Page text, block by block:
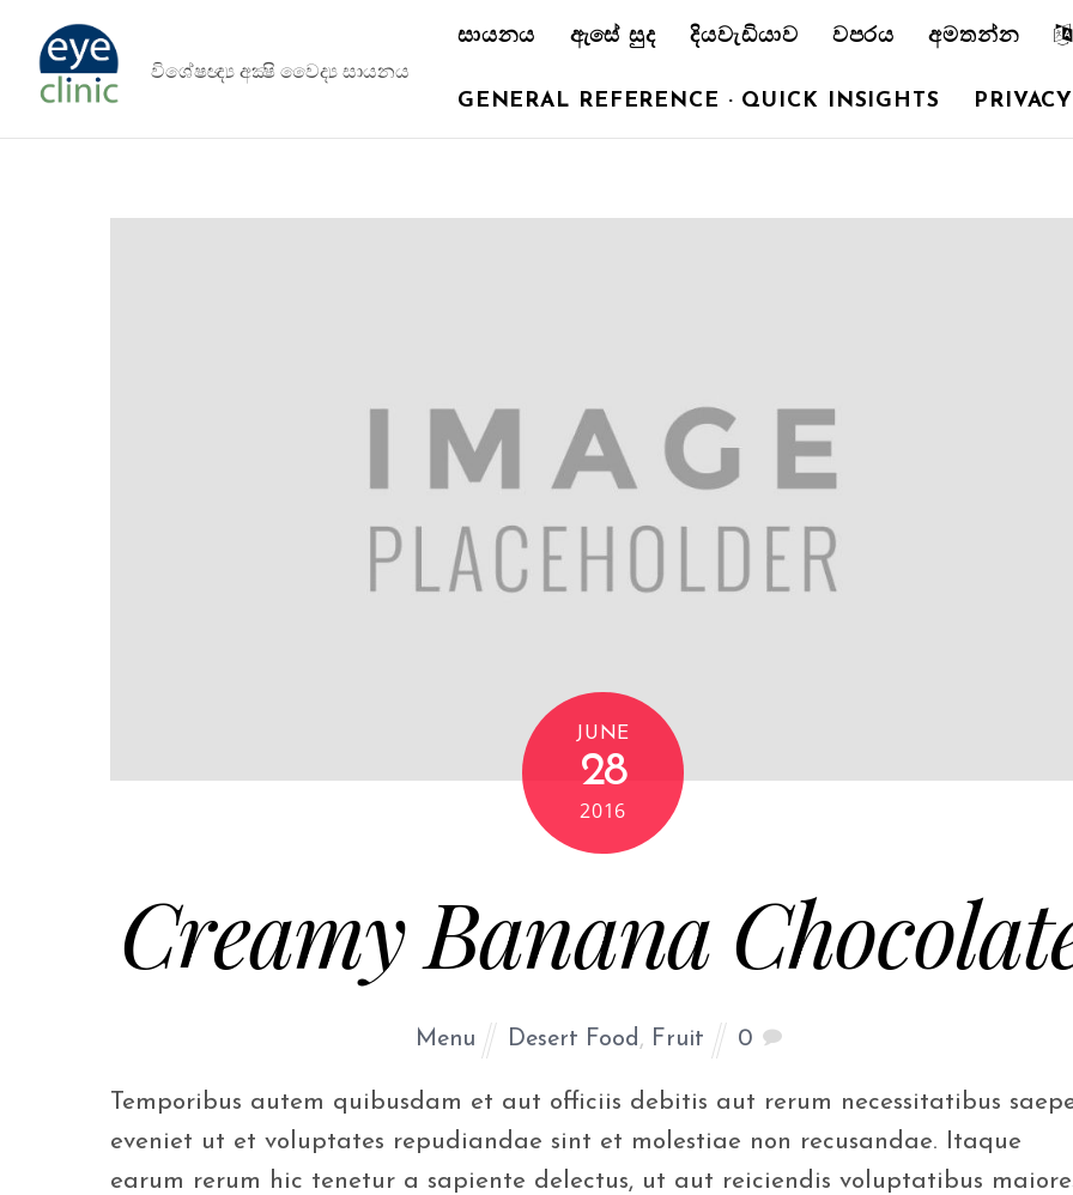
විශේෂඥ්‍ය අක්‍ෂි වෛද්‍ය සායනය
සායනය ඇසේ සුද දියවැඩියාව වපරය අමතන්න
GENERAL REFERENCE · QUICK INSIGHTS
JUNE
28
2016
Creamy Banana
Menu Desert Food , Fruit 0
Temporibus autem quibusdam et aut officiis debitis aut rerum necessitatibus
eveniet ut et voluptates repudiandae sint et molestiae non recusandae. Itaque
earum rerum hic tenetur a sapiente delectus, ut aut reiciendis voluptatibus